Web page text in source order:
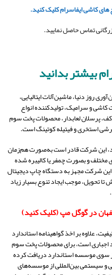
کاشی ایفاسرام کلیک کنید.
تماس حاصل نمایید.
بیشتر بدانید
روز دنیا، ماشین‌آلات ایتالیایی،
و سرامیک، تولیدکننده انواع
پرسلان لعابدار، محصولات پخت سوم
استخری و فیتیله کوتینگ است.
این شرکت قادر است به‌صورت هم‌زمان
مختلف و بصورت چمفر یا کالیبره شده
این شرکت مجهز به دستگاه چاپ دیجیتال
تحویل، موجب ایجاد تنوع بسیار زیاد
در گوگل مپ (کلیک کنید)
علاوه بر اخذ گواهینامه استاندارد
استاندارد اجباری است، برای محصولات پخت سوم
تشویقی ۱۷۰۱۰ را نیز از سوی موسسه استاندارد دریافت کرده
و سیستمی بین‌المللی از موسسه‌های